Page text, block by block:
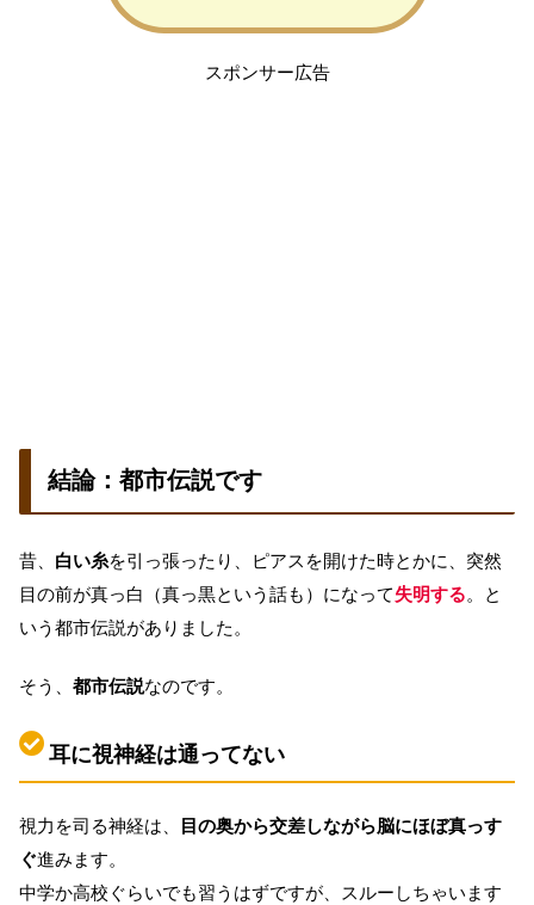
スポンサー広告
結論：都市伝説です
昔、 白い糸を引っ張ったり、ピアスを開けた時とかに、突然
目の前が真っ白（真っ黒という話も）になって失明する。と
いう都市伝説がありました。
そう、 都市伝説なのです。
耳に視神経は通ってない
視力を司る神経は、
目の奥から交差しながら脳にほぼ真っす
ぐ進みます。
中学か高校ぐらいでも習うはずですが、スルーしちゃいます